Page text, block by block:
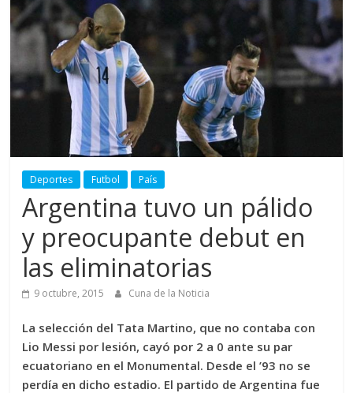
Deportes Futbol País
Argentina tuvo un pálido
y preocupante debut en
las eliminatorias
9 octubre, 2015 Cuna de la Noticia
La selección del Tata Martino, que no contaba con
Lio Messi por lesión, cayó por 2 a 0 ante su par
ecuatoriano en el Monumental. Desde el ’93 no se
perdía en dicho estadio. El partido de Argentina fue